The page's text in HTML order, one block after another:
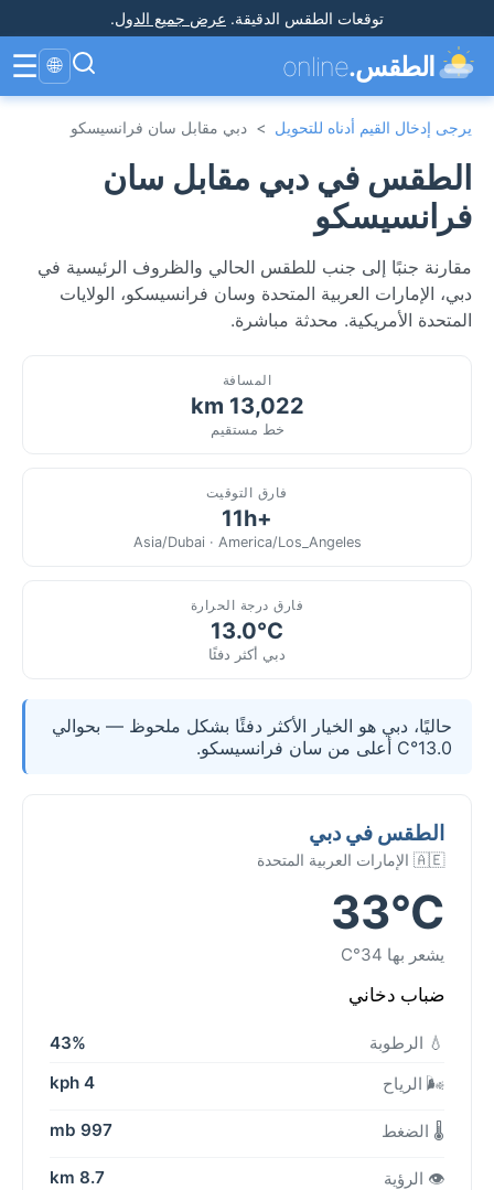
توقعات الطقس الدقيقة. عرض جميع الدول.
الطقس.online
🌐
☰
يرجى إدخال القيم أدناه للتحويل > دبي مقابل سان فرانسيسكو
الطقس في دبي مقابل سان
فرانسيسكو
مقارنة جنبًا إلى جنب للطقس الحالي والظروف الرئيسية في
دبي، الإمارات العربية المتحدة وسان فرانسيسكو، الولايات
المتحدة الأمريكية. محدثة مباشرة.
المسافة
13,022 km
خط مستقيم
فارق التوقيت
+11h
Asia/Dubai · America/Los_Angeles
فارق درجة الحرارة
13.0°C
دبي أكثر دفئًا
حاليًا، دبي هو الخيار الأكثر دفئًا بشكل ملحوظ — بحوالي
13.0°C أعلى من سان فرانسيسكو.
الطقس في دبي
🇦🇪 الإمارات العربية المتحدة
33°C
يشعر بها 34°C
ضباب دخاني
💧 الرطوبة
43%
🌬️ الرياح
4 kph
🌡️ الضغط 997 mb
👁️ الرؤية 8.7 km